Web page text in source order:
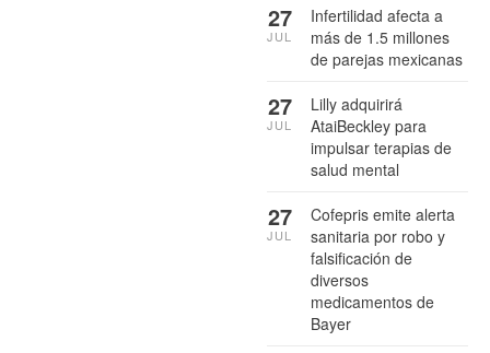
Infertilidad afecta a
más de 1.5 millones
de parejas mexicanas
27
JUL
Lilly adquirirá
AtaiBeckley para
impulsar terapias de
salud mental
27
JUL
Cofepris emite alerta
sanitaria por robo y
falsificación de
diversos
medicamentos de
Bayer
27
JUL